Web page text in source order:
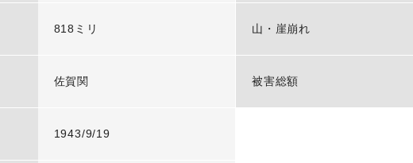
818ミリ
佐賀関
1943/9/19
山・崖崩れ
被害総額